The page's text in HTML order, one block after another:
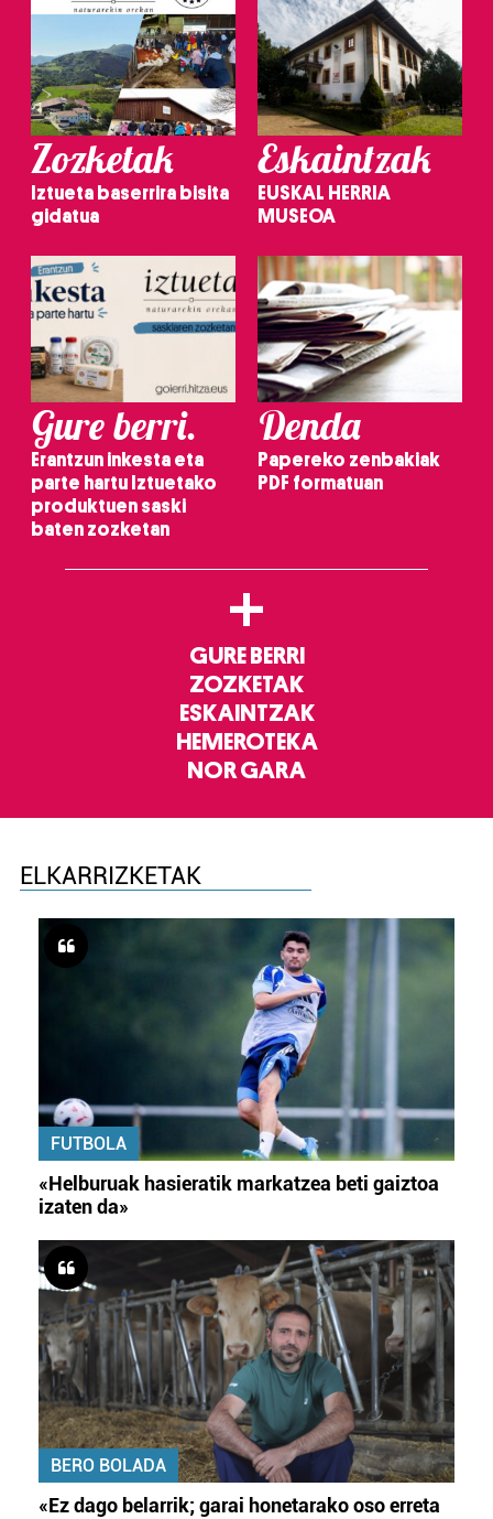
Zozketak
Iztueta baserrira bisita
gidatua
Eskaintzak
EUSKAL HERRIA
MUSEOA
Gure berri.
Erantzun inkesta eta
parte hartu Iztuetako
produktuen saski
baten zozketan
Denda
Papereko zenbakiak
PDF formatuan
+
GURE BERRI
ZOZKETAK
ESKAINTZAK
HEMEROTEKA
NOR GARA
ELKARRIZKETAK
FUTBOLA
«Helburuak hasieratik markatzea beti gaiztoa
izaten da»
BERO BOLADA
«Ez dago belarrik; garai honetarako oso erreta